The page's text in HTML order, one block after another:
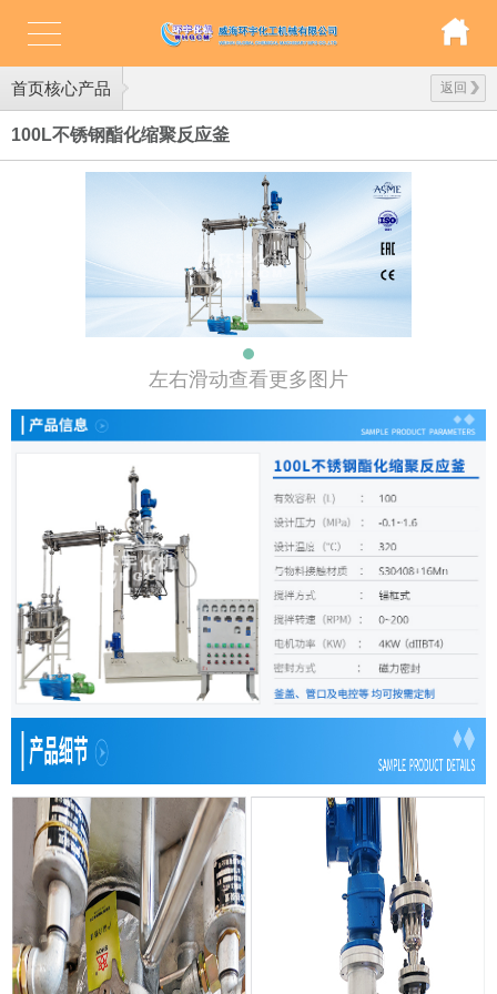
首页核心产品 返回
100L不锈钢酯化缩聚反应釜
左右滑动查看更多图片